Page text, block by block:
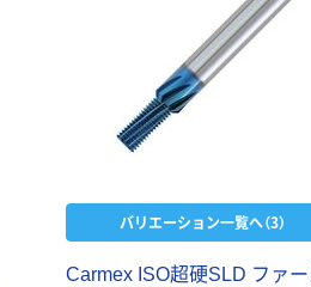
バリエーション一覧へ（3）
Carmex SO超硬S LD フ ァー
（税込）
75×25mm